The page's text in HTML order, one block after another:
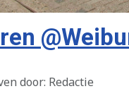
door: Redactie